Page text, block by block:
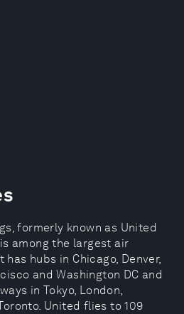
formerly known as United
among the largest air
hubs in Chicago, Denver,
and Washington DC and
in Tokyo, London,
United flies to 109